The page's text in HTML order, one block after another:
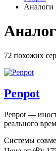
Аналоги
72 похожих
Penpot
Penpot —
реального
Системы